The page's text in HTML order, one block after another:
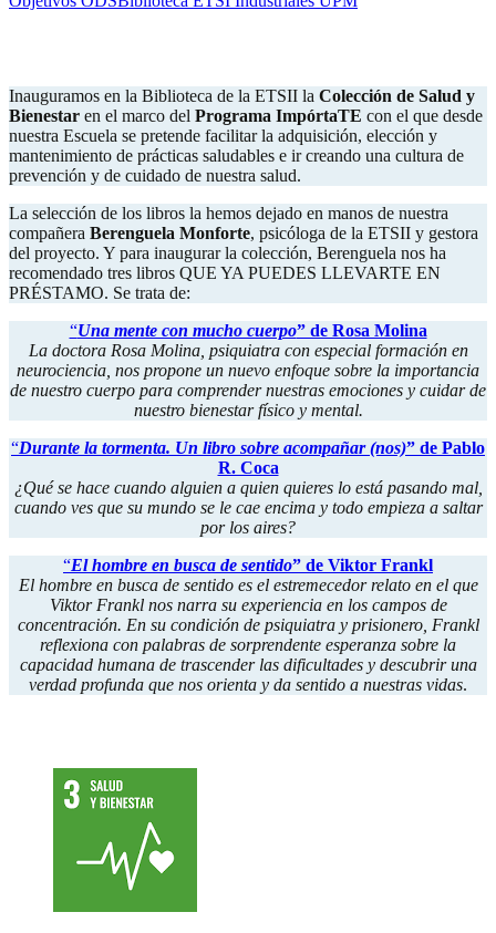
Inauguramos en la Biblioteca de la ETSII la Colección de Salud y
Bienestar en el marco del Programa ImpórtaTE con el que desde
nuestra Escuela se pretende facilitar la adquisición, elección y
mantenimiento de prácticas saludables e ir creando una cultura de
prevención y de cuidado de nuestra salud.
La selección de los libros la hemos dejado en manos de nuestra
compañera Berenguela Monforte, psicóloga de la ETSII y gestora
del proyecto. Y para inaugurar la colección, Berenguela nos ha
recomendado tres libros QUE YA PUEDES LLEVARTE EN
PRÉSTAMO. Se trata de:
“Una mente con mucho cuerpo” de Rosa Molina
La doctora Rosa Molina, psiquiatra con especial formación en
neurociencia, nos propone un nuevo enfoque sobre la importancia
de nuestro cuerpo para comprender nuestras emociones y cuidar de
nuestro bienestar físico y mental.
“Durante la tormenta. Un libro sobre acompañar (nos)” de Pablo
R. Coca
¿Qué se hace cuando alguien a quien quieres lo está pasando mal,
cuando ves que su mundo se le cae encima y todo empieza a saltar
por los aires?
“El hombre en busca de sentido” de Viktor Frankl
El hombre en busca de sentido es el estremecedor relato en el que
Viktor Frankl nos narra su experiencia en los campos de
concentración. En su condición de psiquiatra y prisionero, Frankl
reflexiona con palabras de sorprendente esperanza sobre la
capacidad humana de trascender las dificultades y descubrir una
verdad profunda que nos orienta y da sentido a nuestras vidas.